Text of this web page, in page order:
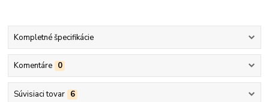
Kompletné špecifikácie
Komentáre 0
Súvisiaci tovar 6